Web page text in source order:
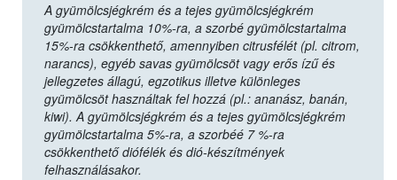
A gyümölcsjégkrém és a tejes gyümölcsjégkrém
gyümölcstartalma 10%-ra, a szorbé gyümölcstartalma
15%-ra csökkenthető, amennyiben citrusfélét (pl. citrom,
narancs), egyéb savas gyümölcsöt vagy erős ízű és
jellegzetes állagú, egzotikus illetve különleges
gyümölcsöt használtak fel hozzá (pl.: ananász, banán,
kiwi). A gyümölcsjégkrém és a tejes gyümölcsjégkrém
gyümölcstartalma 5%-ra, a szorbéé 7 %-ra
csökkenthető diófélék és dió-készítmények
felhasználásakor.